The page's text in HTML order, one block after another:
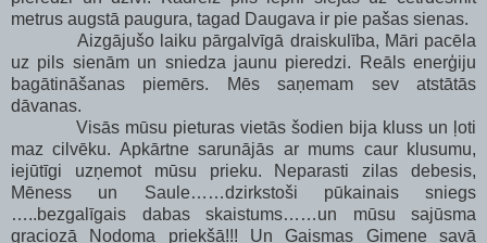
metrus augstā paugura, tagad Daugava ir pie pašas sienas.
Aizgājušo laiku pārgalvīgā draiskulība, Māri pacēla
uz pils sienām un sniedza jaunu pieredzi. Reāls enerģiju
bagātināšanas piemērs. Mēs saņemam sev atstātās
dāvanas.
Visās mūsu pieturas vietās šodien bija kluss un ļoti
maz cilvēku. Apkārtne sarunājās ar mums caur klusumu,
iejūtīgi uzņemot mūsu prieku. Neparasti zilas debesis,
Mēness un Saule……dzirkstoši pūkainais sniegs
…..bezgalīgais dabas skaistums……un mūsu sajūsma
graciozā Nodoma priekšā!!! Un Gaismas Ģimene savā